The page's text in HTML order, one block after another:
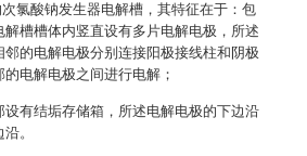
氯酸钠发生器电解槽，其特征在于：包
槽槽体内竖直设有多片电解电极，所述
邻的电解电极分别连接阳极接线柱和阴极
电解电极之间进行电解；
设有结垢存储箱，所述电解电极的下边沿
。